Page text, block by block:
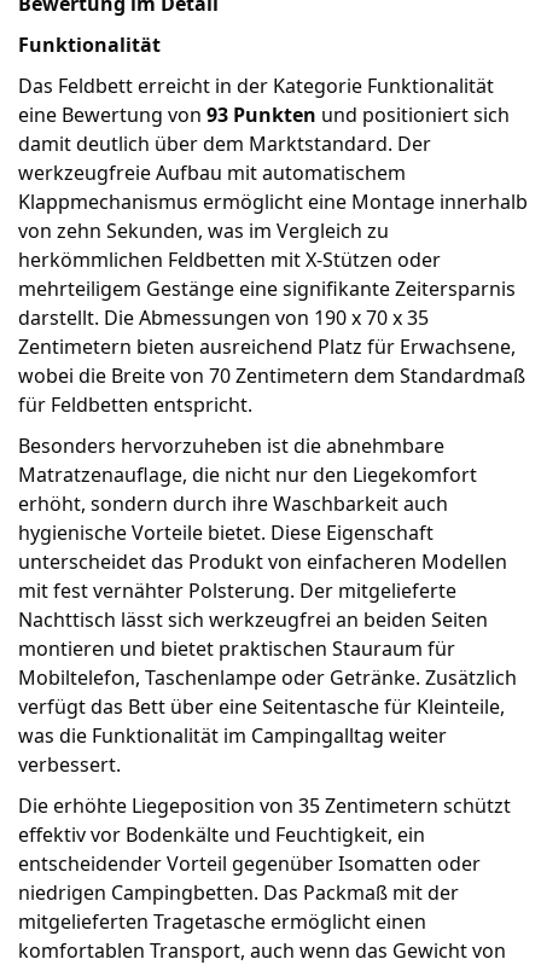
Funktionalität
Das Feldbett erreicht in der Kategorie Funktionalität
eine Bewertung von 93 Punkten und positioniert sich
damit deutlich über dem Marktstandard. Der
werkzeugfreie Aufbau mit automatischem
Klappmechanismus ermöglicht eine Montage innerhalb
von zehn Sekunden, was im Vergleich zu
herkömmlichen Feldbetten mit X-Stützen oder
mehrteiligem Gestänge eine signifikante Zeitersparnis
darstellt. Die Abmessungen von 190 x 70 x 35
Zentimetern bieten ausreichend Platz für Erwachsene,
wobei die Breite von 70 Zentimetern dem Standardmaß
für Feldbetten entspricht.
Besonders hervorzuheben ist die abnehmbare
Matratzenauflage, die nicht nur den Liegekomfort
erhöht, sondern durch ihre Waschbarkeit auch
hygienische Vorteile bietet. Diese Eigenschaft
unterscheidet das Produkt von einfacheren Modellen
mit fest vernähter Polsterung. Der mitgelieferte
Nachttisch lässt sich werkzeugfrei an beiden Seiten
montieren und bietet praktischen Stauraum für
Mobiltelefon, Taschenlampe oder Getränke. Zusätzlich
verfügt das Bett über eine Seitentasche für Kleinteile,
was die Funktionalität im Campingalltag weiter
verbessert.
Die erhöhte Liegeposition von 35 Zentimetern schützt
effektiv vor Bodenkälte und Feuchtigkeit, ein
entscheidender Vorteil gegenüber Isomatten oder
niedrigen Campingbetten. Das Packmaß mit der
mitgelieferten Tragetasche ermöglicht einen
komfortablen Transport, auch wenn das Gewicht von